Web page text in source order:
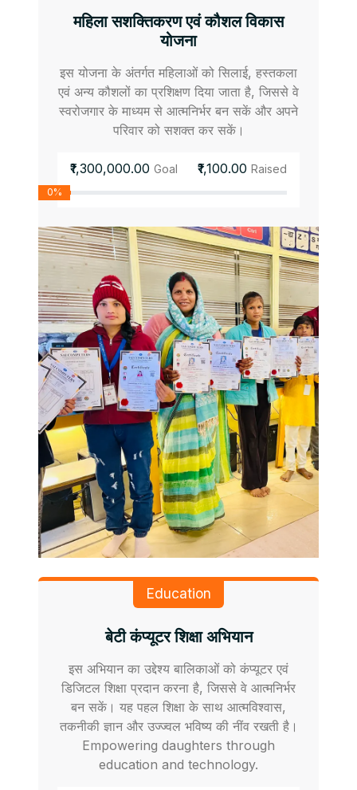
महिला सशक्तिकरण एवं कौशल विकास
योजना
इस योजना के अंतर्गत महिलाओं को सिलाई, हस्तकला
एवं अन्य कौशलों का प्रशिक्षण दिया जाता है, जिससे वे
स्वरोजगार के माध्यम से आत्मनिर्भर बन सकें और अपने
परिवार को सशक्त कर सकें।
₹1,300,000.00 Goal ₹1,100.00 Raised
0%
Education
बेटी कंप्यूटर शिक्षा अभियान
इस अभियान का उद्देश्य बालिकाओं को कंप्यूटर एवं
डिजिटल शिक्षा प्रदान करना है, जिससे वे आत्मनिर्भर
बन सकें। यह पहल शिक्षा के साथ आत्मविश्वास,
तकनीकी ज्ञान और उज्ज्वल भविष्य की नींव रखती है।
Empowering daughters through
education and technology.